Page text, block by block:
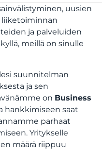
uusien
ja palveluiden
meillä on sinulle
suunnitelman
ja sen
on Business
hankkimiseen saat
parhaat
Yritykselle
määrä riippuu